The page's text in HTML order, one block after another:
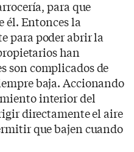
para que
él. Entonces la
para poder abrir la
han
son complicados de
baja. Accionando
interior del
directamente el aire
que bajen cuando